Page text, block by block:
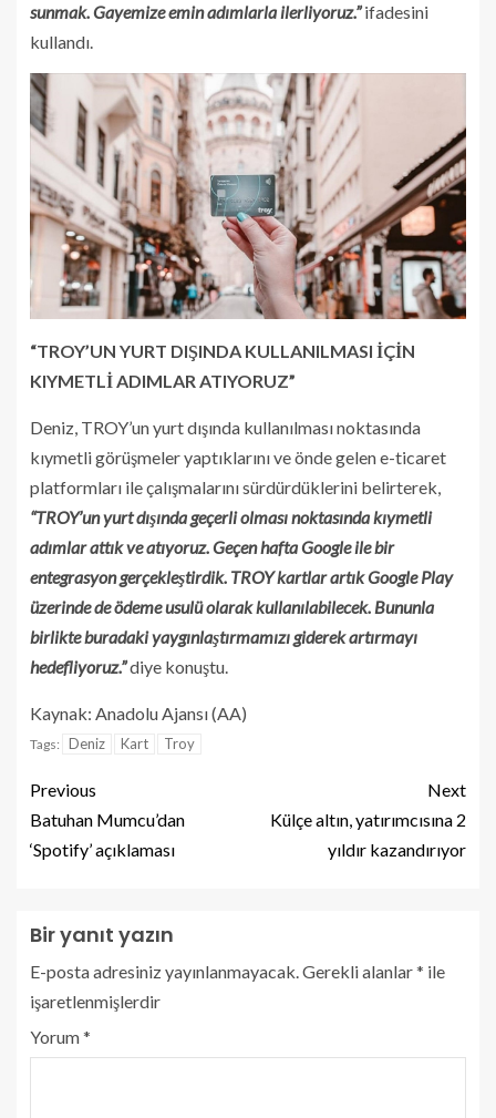
sunmak. Gayemize emin adımlarla ilerliyoruz.”ifadesini
kullandı.
“TROY’UN YURT DIŞINDA KULLANILMASI İÇİN
KIYMETLİ ADIMLAR ATIYORUZ”
Deniz, TROY’un yurt dışında kullanılması noktasında
kıymetli görüşmeler yaptıklarını ve önde gelen e-ticaret
platformları ile çalışmalarını sürdürdüklerini belirterek,
“TROY’un yurt dışında geçerli olması noktasında kıymetli
adımlar attık ve atıyoruz. Geçen hafta Google ile bir
entegrasyon gerçekleştirdik. TROY kartlar artık Google Play
üzerinde de ödeme usulü olarak kullanılabilecek. Bununla
birlikte buradaki yaygınlaştırmamızı giderek artırmayı
hedefliyoruz.”diye konuştu.
Kaynak: Anadolu Ajansı (AA)
Tags: Deniz Kart Troy
Previous
Batuhan Mumcu’dan
‘Spotify’ açıklaması
Next
Külçe altın, yatırımcısına 2
yıldır kazandırıyor
Bir yanıt yazın
E-posta adresiniz yayınlanmayacak. Gerekli alanlar* ile
işaretlenmişlerdir
Yorum*